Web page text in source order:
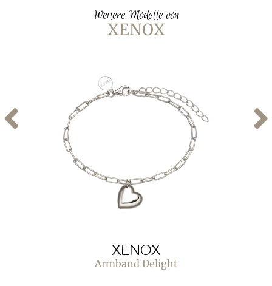
Weitere Modelle von
XENOX
XENOX
Armband Delight